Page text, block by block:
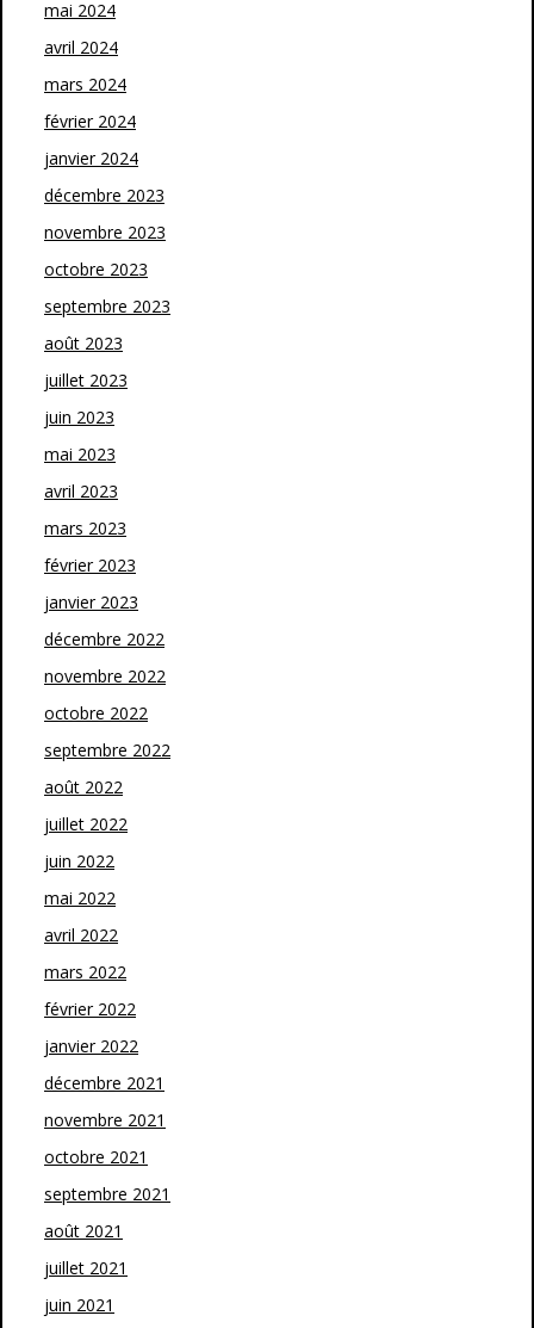
mai 2024
avril 2024
mars 2024
février 2024
janvier 2024
décembre 2023
novembre 2023
octobre 2023
septembre 2023
août 2023
juillet 2023
juin 2023
mai 2023
avril 2023
mars 2023
février 2023
janvier 2023
décembre 2022
novembre 2022
octobre 2022
septembre 2022
août 2022
juillet 2022
juin 2022
mai 2022
avril 2022
mars 2022
février 2022
janvier 2022
décembre 2021
novembre 2021
octobre 2021
septembre 2021
août 2021
juillet 2021
juin 2021